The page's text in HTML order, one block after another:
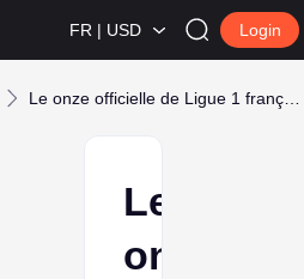
FR | USD Login
Le
onze